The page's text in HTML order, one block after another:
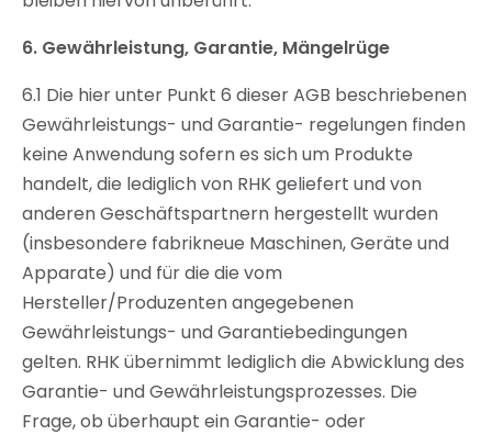
6. Gewährleistung, Garantie, Mängelrüge
6.1 Die hier unter Punkt 6 dieser AGB beschriebenen
Gewährleistungs- und Garantie- regelungen finden
keine Anwendung sofern es sich um Produkte
handelt, die lediglich von RHK geliefert und von
anderen Geschäftspartnern hergestellt wurden
(insbesondere fabrikneue Maschinen, Geräte und
Apparate) und für die die vom
Hersteller/Produzenten angegebenen
Gewährleistungs- und Garantiebedingungen
gelten. RHK übernimmt lediglich die Abwicklung des
Garantie- und Gewährleistungsprozesses. Die
Frage, ob überhaupt ein Garantie- oder